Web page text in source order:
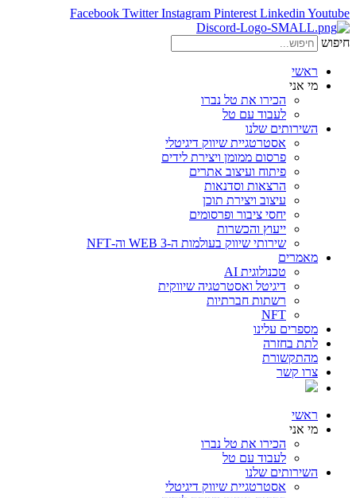
Facebook Twitter Instagram Pinterest Linkedin Youtube
חיפוש
ראשי
מי אני
הכירו את טל נברו
לעבוד עם טל
השירותים שלנו
אסטרטגיית שיווק דיגיטלי
פרסום ממומן ויצירת לידים
פיתוח ועיצוב אתרים
הרצאות וסדנאות
עיצוב ויצירת תוכן
יחסי ציבור ופרסומים
ייעוץ והכשרות
שירותי שיווק בעולמות ה-WEB 3 וה-NFT
מאמרים
טכנולוגית AI
דיגיטל ואסטרטגיה שיווקית
רשתות חברתיות
NFT
מספרים עלינו
לתת בחזרה
מהתקשורת
צרו קשר
ראשי
מי אני
הכירו את טל נברו
לעבוד עם טל
השירותים שלנו
אסטרטגיית שיווק דיגיטלי